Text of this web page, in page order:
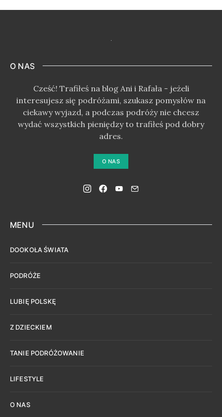
O NAS
Cześć! Trafiłeś na blog Ani i Rafała - jeżeli
interesujesz się podróżami, szukasz pomysłów na
ciekawy wyjazd, a podczas podróży nie chcesz
wydać wszystkich pieniędzy to trafiłeś pod dobry
adres.
O NAS
MENU
DOOKOŁA ŚWIATA
PODRÓŻE
LUBIĘ POLSKĘ
Z DZIECKIEM
TANIE PODRÓŻOWANIE
LIFESTYLE
O NAS